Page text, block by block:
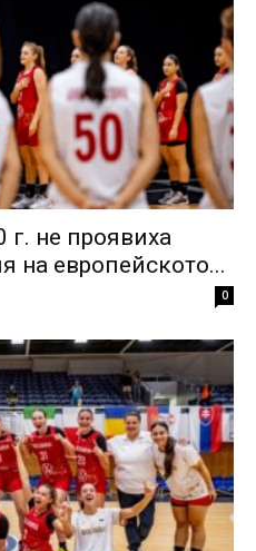
г. не проявиха
на европейското...
0